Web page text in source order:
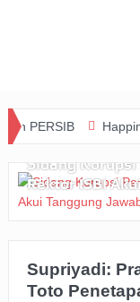
Happiness
Sidang
Rektor ISBI
Supriyadi:
Toto